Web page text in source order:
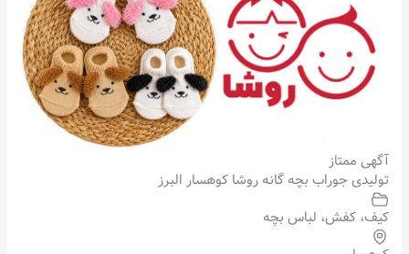
آگهی ممتاز
تولیدی جوراب بچه گانه روشا کوهسار البرز
کیف، کفش، لباس بچه